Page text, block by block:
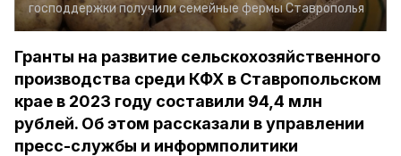
господдержки получили семейные фермы Ставрополья
Гранты на развитие сельскохозяйственного
производства среди КФХ в Ставропольском
крае в 2023 году составили 94,4 млн
рублей. Об этом рассказали в управлении
пресс-службы и информполитики